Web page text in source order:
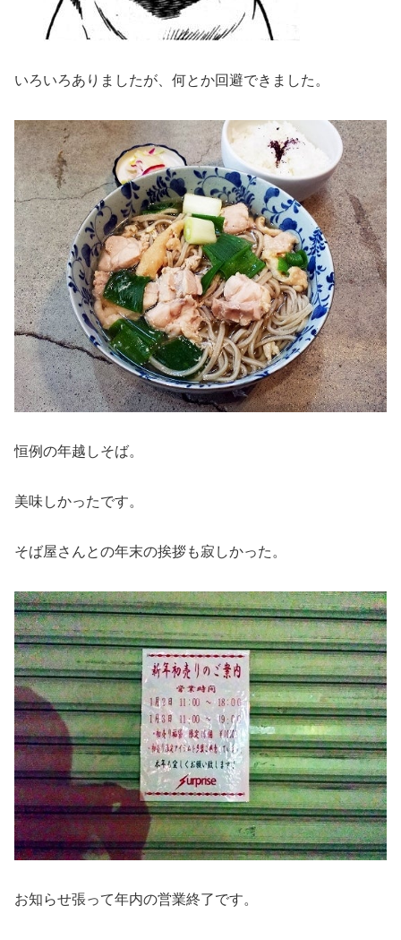
いろいろありましたが、何とか回避できました。
恒例の年越しそば。
美味しかったです。
そば屋さんとの年末の挨拶も寂しかった。
お知らせ張って年内の営業終了です。